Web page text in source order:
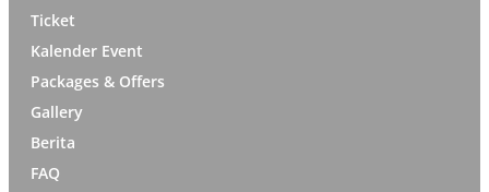
Ticket
Kalender Event
Packages & Offers
Gallery
Berita
FAQ